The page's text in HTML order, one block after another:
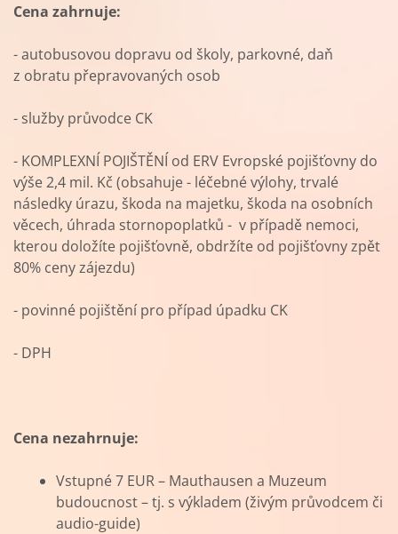
Cena zahrnuje:
- autobusovou dopravu od školy, parkovné, daň
z obratu přepravovaných osob
- služby průvodce CK
- KOMPLEXNÍ POJIŠTĚNÍ od ERV Evropské pojišťovny do
výše 2,4 mil. Kč (obsahuje - léčebné výlohy, trvalé
následky úrazu, škoda na majetku, škoda na osobních
věcech, úhrada stornopoplatků - v případě nemoci,
kterou doložíte pojišťovně, obdržíte od pojišťovny zpět
80% ceny zájezdu)
- povinné pojištění pro případ úpadku CK
- DPH
Cena nezahrnuje:
Vstupné 7 EUR – Mauthausen a Muzeum
budoucnost – tj. s výkladem (živým průvodcem či
audio-guide)